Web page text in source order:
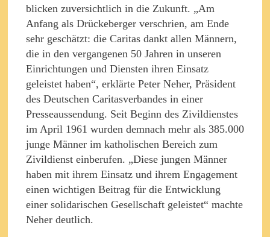
blicken zuversichtlich in die Zukunft. „Am
Anfang als Drückeberger verschrien, am Ende
sehr geschätzt: die Caritas dankt allen Männern,
die in den vergangenen 50 Jahren in unseren
Einrichtungen und Diensten ihren Einsatz
geleistet haben“, erklärte Peter Neher, Präsident
des Deutschen Caritasverbandes in einer
Presseaussendung. Seit Beginn des Zivildienstes
im April 1961 wurden demnach mehr als 385.000
junge Männer im katholischen Bereich zum
Zivildienst einberufen. „Diese jungen Männer
haben mit ihrem Einsatz und ihrem Engagement
einen wichtigen Beitrag für die Entwicklung
einer solidarischen Gesellschaft geleistet“ machte
Neher deutlich.